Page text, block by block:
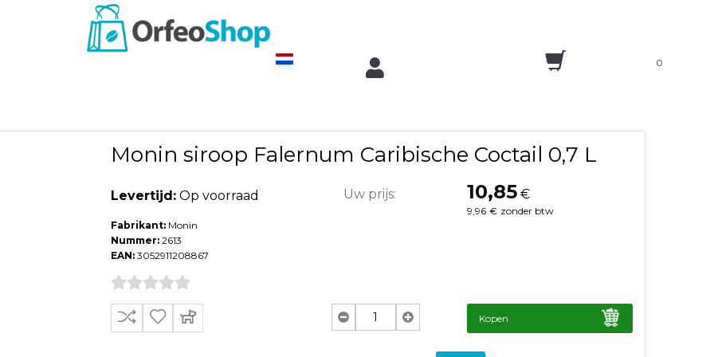
0
Monin siroop Falernum Caribische Coctail 0,7 L
Levertijd: Op voorraad
Fabrikant: Monin
Nummer: 2613
EAN: 3052911208867
Uw prijs: 10,85 €
9,96 € zonder btw
Kopen